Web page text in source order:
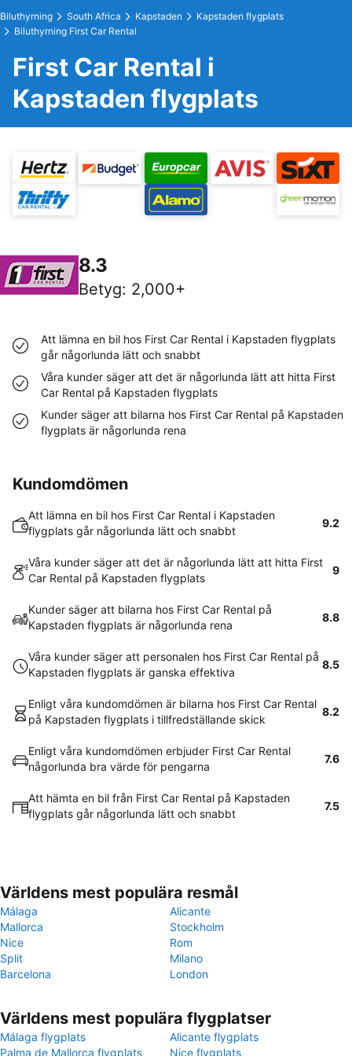
Biluthyrning South Africa Kapstaden
Kapstaden flygplats
Biluthyrning First Car Rental
First Car Rental i
Kapstaden flygplats
8.3
Betyg: 2,000+
Att lämna en bil hos First Car Rental i Kapstaden flygplats
går någorlunda lätt och snabbt
Våra kunder säger att det är någorlunda lätt att hitta First
Car Rental på Kapstaden flygplats
Kunder säger att bilarna hos First Car Rental på Kapstaden
flygplats är någorlunda rena
Kundomdömen
Att lämna en bil hos First Car Rental i Kapstaden
flygplats går någorlunda lätt och snabbt
9.2
Våra kunder säger att det är någorlunda lätt att hitta First
Car Rental på Kapstaden flygplats
9
Kunder säger att bilarna hos First Car Rental på
Kapstaden flygplats är någorlunda rena
8.8
Våra kunder säger att personalen hos First Car Rental på
Kapstaden flygplats är ganska effektiva
8.5
Enligt våra kundomdömen är bilarna hos First Car Rental
på Kapstaden flygplats i tillfredställande skick
8.2
Enligt våra kundomdömen erbjuder First Car Rental
någorlunda bra värde för pengarna
7.6
Att hämta en bil från First Car Rental på Kapstaden
flygplats går någorlunda lätt och snabbt
7.5
Världens mest populära resmål
Málaga
Alicante
Mallorca
Stockholm
Nice
Rom
Split
Milano
Barcelona
London
Världens mest populära flygplatser
Málaga flygplats
Alicante flygplats
Palma de Mallorca flygplats
Nice flygplats